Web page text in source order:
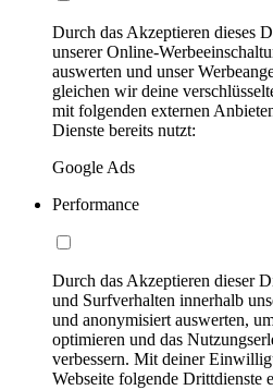
Durch das Akzeptieren dieses
unserer Online-
auswerten und unser
gleichen wir deine
mit folgenden externen
Dienste bereits nutzt:
Google Ads
Performance
Durch das Akzeptieren dieser
und Surfverhalten innerhalb
und anonymisiert auswerten,
optimieren und das
verbessern. Mit deiner
Webseite folgende Drittdienste